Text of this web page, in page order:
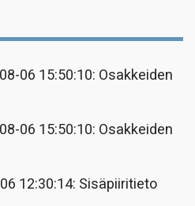
06 15:50:10: Osakkeiden
06 15:50:10: Osakkeiden
12:30:14: Sisäpiiritieto